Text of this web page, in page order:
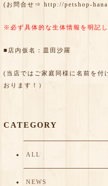
(お問合せ⇒ http://petshop-
※必ず具体的な生体情報を明記し
■店内仮名：皿田沙羅
(当店ではご家庭同様に名前を付
おります！）
CATEGORY
ALL
NEWS